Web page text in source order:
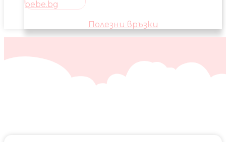
Полезни връзки